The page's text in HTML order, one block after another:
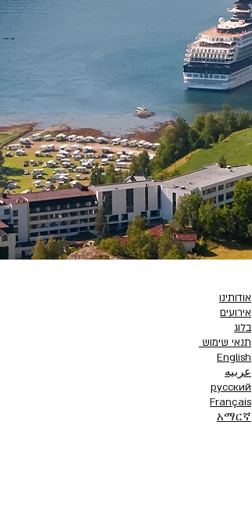
אודותינו
אירועים
בלוג
תנאי שימוש
English
عربيه
русский
Français
አማርኛ